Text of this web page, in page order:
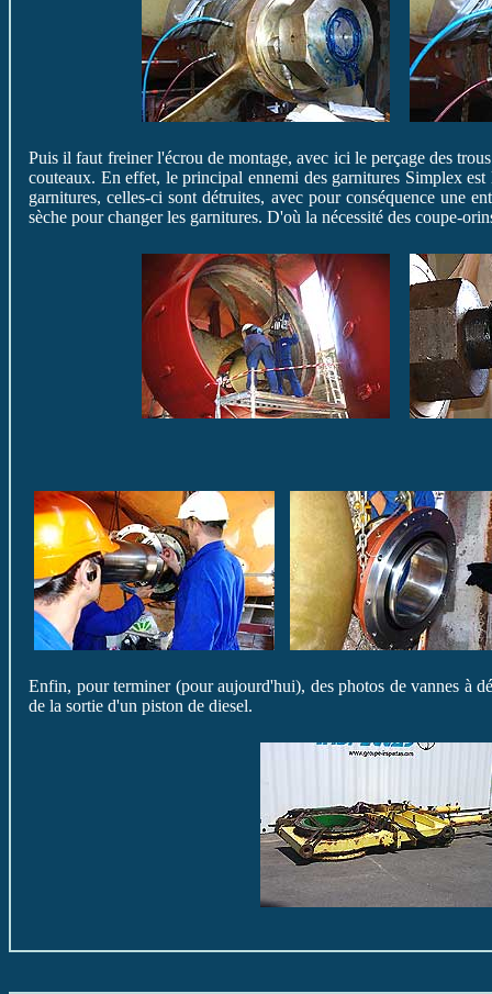
Puis il faut freiner l'écrou de montage, avec ici le perçage des
couteaux. En effet, le principal ennemi des garnitures Simplex
garnitures, celles-ci sont détruites, avec pour conséquence une
sèche pour changer les garnitures. D'où la nécessité des coupe-
Enfin, pour terminer (pour aujourd'hui), des photos de vannes à
de la sortie d'un piston de diesel.